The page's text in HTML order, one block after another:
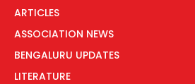
ARTICLES
ASSOCIATION NEWS
BENGALURU UPDATES
LITERATURE